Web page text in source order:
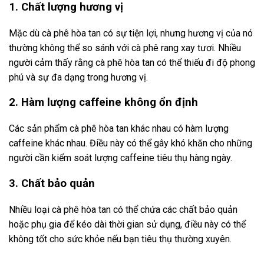
1. Chất lượng hương vị
Mặc dù cà phê hòa tan có sự tiện lợi, nhưng hương vị của nó
thường không thể so sánh với cà phê rang xay tươi. Nhiều
người cảm thấy rằng cà phê hòa tan có thể thiếu đi độ phong
phú và sự đa dạng trong hương vị.
2. Hàm lượng caffeine không ổn định
Các sản phẩm cà phê hòa tan khác nhau có hàm lượng
caffeine khác nhau. Điều này có thể gây khó khăn cho những
người cần kiểm soát lượng caffeine tiêu thụ hàng ngày.
3. Chất bảo quản
Nhiều loại cà phê hòa tan có thể chứa các chất bảo quản
hoặc phụ gia để kéo dài thời gian sử dụng, điều này có thể
không tốt cho sức khỏe nếu bạn tiêu thụ thường xuyên.